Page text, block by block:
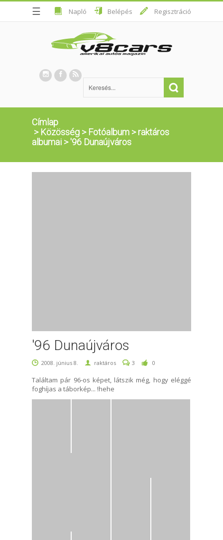
☰ Napló Belépés Regisztráció
Címlap
> Közösség > Fotóalbum >raktáros
albumai >'96 Dunaújváros
'96 Dunaújváros
2008. június 8. raktáros 3 0
Találtam pár 96-os képet, látszik még, hogy eléggé
foghíjas a táborkép... !hehe